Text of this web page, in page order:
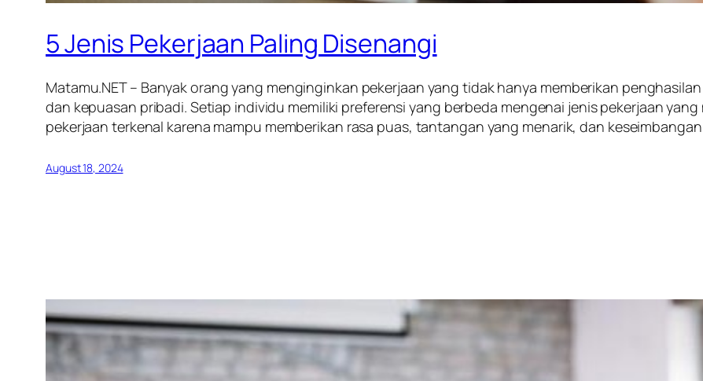
5 Jenis Pekerjaan Paling Disenangi
Matamu.NET – Banyak orang yang menginginkan pekerjaan yang tidak hanya memberikan
dan kepuasan pribadi. Setiap individu memiliki preferensi yang berbeda mengenai jenis pekerjaan
pekerjaan terkenal karena mampu memberikan rasa puas, tantangan yang menarik, dan
August 18, 2024